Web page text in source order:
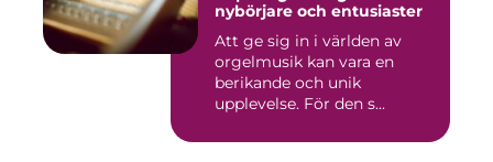
nybörjare och entusiaster
Att ge sig in i världen av
orgelmusik kan vara en
berikande och unik
upplevelse. För den s...